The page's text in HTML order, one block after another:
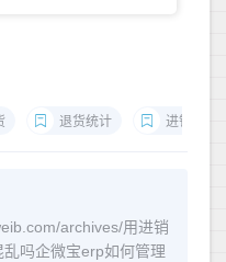
退货统计 进销存
archives/用进销
吗企微宝erp如何管理